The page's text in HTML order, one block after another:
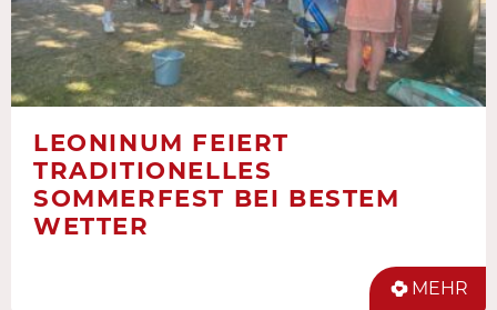
LEONINUM FEIERT
TRADITIONELLES
SOMMERFEST BEI BESTEM
WETTER
MEHR